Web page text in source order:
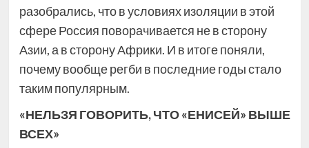
разобрались, что в условиях изоляции в этой
сфере Россия поворачивается не в сторону
Азии, а в сторону Африки. И в итоге поняли,
почему вообще регби в последние годы стало
таким популярным.
«НЕЛЬЗЯ ГОВОРИТЬ, ЧТО «ЕНИСЕЙ» ВЫШЕ
ВСЕХ»